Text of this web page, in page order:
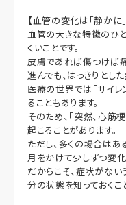
【血管の変化は「静かに
血管の大きな特徴のひ
くいことです。
皮膚であれば傷つけば
進んでも、はっきりとし
医療の世界では「サイレ
ることもあります。
そのため、「突然、心筋
起こることがあります。
ただし、多くの場合は
月をかけて少しずつ変
だからこそ、症状がな
分の状態を知っておくこ